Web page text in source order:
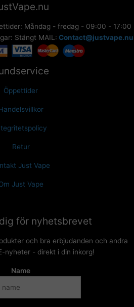
Måndag - fredag - 09:00 - 17:00
Stängt MAIL: Contact@justvape.nu
Öppettider
Retur
Just Vape
Just Vape
för nyhetsbrevet
och bra erbjudanden och andra
nyheter - direkt i din inkorg!
Name